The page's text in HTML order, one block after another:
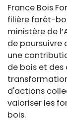
France Bois
filière forêt-
ministère de
de poursuivre
une
de bois et
d'actions
valoriser les
bois.